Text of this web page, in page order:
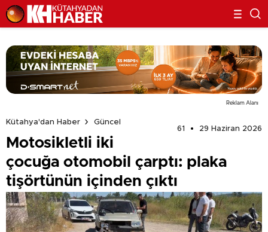
Reklam Alanı
Kütahya'dan Haber
Güncel
61
29 Haziran 2026
Motosikletli iki
çocuğa otomobil çarptı: plaka
tişörtünün içinden çıktı